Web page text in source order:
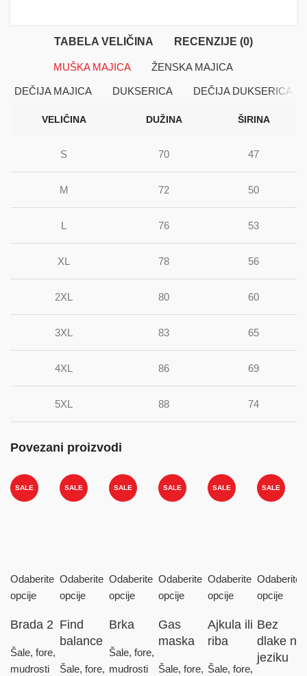
TABELA VELIČINA RECENZIJE (0)
MUŠKA MAJICA ŽENSKA MAJICA
DEČIJA MAJICA DUKSERICA DEČIJA DUKSERICA
VELIČINA DUŽINA ŠIRINA
S 70 47
M 72 50
L 76 53
XL 78 56
2XL 80 60
3XL 83 65
4XL 86 69
5XL 88 74
Povezani proizvodi
SALE
Odaberite
opcije
Brada 2
Šale, fore,
mudrosti
SALE
Odaberite
opcije
Find
balance
Šale, fore,
SALE
Odaberite
opcije
Brka
Šale, fore,
mudrosti
SALE
Odaberite
opcije
Gas
maska
Šale, fore,
SALE
Odaberite
opcije
Ajkula ili
riba
Šale, fore,
SALE
Odaberite
opcije
Bez
dlake na
jeziku